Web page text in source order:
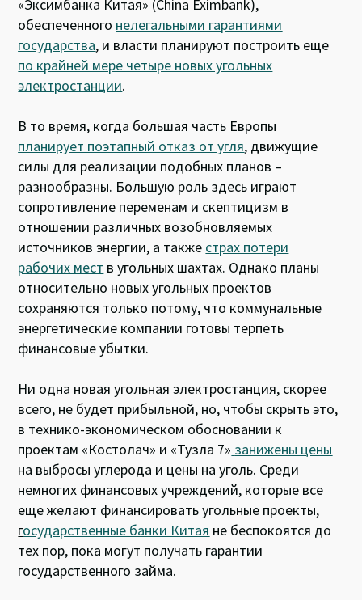
«Эксимбанка Китая» (China Eximbank),
обеспеченного нелегальными гарантиями
государства, и власти планируют построить еще
по крайней мере четыре новых угольных
электростанции.
В то время, когда большая часть Европы
планирует поэтапный отказ от угля, движущие
силы для реализации подобных планов –
разнообразны. Большую роль здесь играют
сопротивление переменам и скептицизм в
отношении различных возобновляемых
источников энергии, а также страх потери
рабочих мест в угольных шахтах. Однако планы
относительно новых угольных проектов
сохраняются только потому, что коммунальные
энергетические компании готовы терпеть
финансовые убытки.
Ни одна новая угольная электростанция, скорее
всего, не будет прибыльной, но, чтобы скрыть это,
в технико-экономическом обосновании к
проектам «Костолач» и «Тузла 7» занижены цены
на выбросы углерода и цены на уголь. Среди
немногих финансовых учреждений, которые все
еще желают финансировать угольные проекты,
государственные банки Китая не беспокоятся до
тех пор, пока могут получать гарантии
государственного займа.